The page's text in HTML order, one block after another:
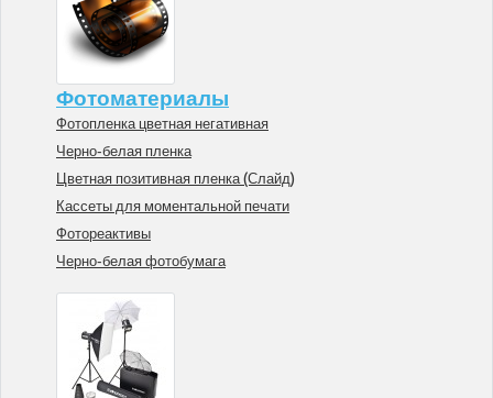
Фотоматериалы
Фотопленка цветная негативная
Черно-белая пленка
Цветная позитивная пленка (Слайд)
Кассеты для моментальной печати
Фотореактивы
Черно-белая фотобумага